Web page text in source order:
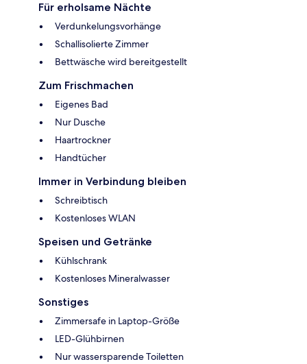
Für erholsame Nächte
Verdunkelungsvorhänge
Schallisolierte Zimmer
Bettwäsche wird bereitgestellt
Zum Frischmachen
Eigenes Bad
Nur Dusche
Haartrockner
Handtücher
Immer in Verbindung bleiben
Schreibtisch
Kostenloses WLAN
Speisen und Getränke
Kühlschrank
Kostenloses Mineralwasser
Sonstiges
Zimmersafe in Laptop-Größe
LED-Glühbirnen
Nur wassersparende Toiletten